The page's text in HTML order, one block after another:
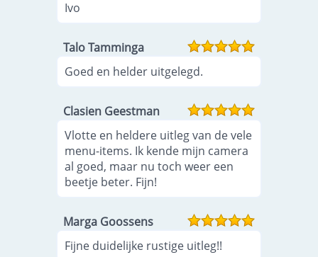
Ivo
Talo Tamminga
Goed en helder uitgelegd.
Clasien Geestman
Vlotte en heldere uitleg van de vele
menu-items. Ik kende mijn camera
al goed, maar nu toch weer een
beetje beter. Fijn!
Marga Goossens
Fijne duidelijke rustige uitleg!!